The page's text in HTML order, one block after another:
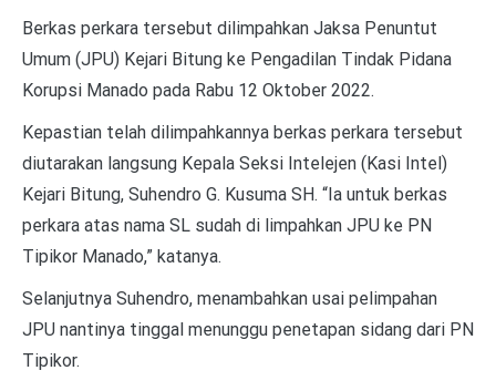
Berkas perkara tersebut dilimpahkan Jaksa Penuntut
Umum (JPU) Kejari Bitung ke Pengadilan Tindak Pidana
Korupsi Manado pada Rabu 12 Oktober 2022.
Kepastian telah dilimpahkannya berkas perkara tersebut
diutarakan langsung Kepala Seksi Intelejen (Kasi Intel)
Kejari Bitung, Suhendro G. Kusuma SH. “Ia untuk berkas
perkara atas nama SL sudah di limpahkan JPU ke PN
Tipikor Manado,” katanya.
Selanjutnya Suhendro, menambahkan usai pelimpahan
JPU nantinya tinggal menunggu penetapan sidang dari PN
Tipikor.